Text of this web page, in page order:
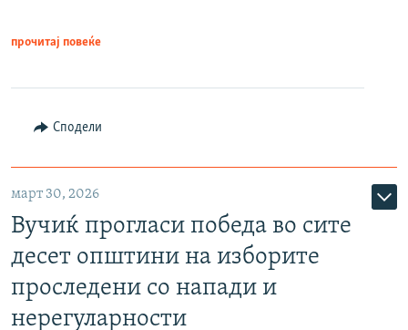
прочитај повеќе
Сподели
март 30, 2026
Вучиќ прогласи победа во сите
десет општини на изборите
проследени со напади и
нерегуларности